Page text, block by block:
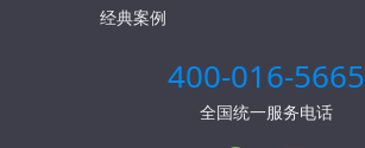
经典案例
400-016-5665
全国统一服务电话